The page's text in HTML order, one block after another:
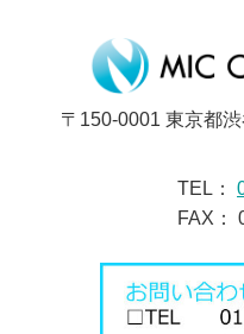
〒150-0001 東京都
TEL：
FAX：